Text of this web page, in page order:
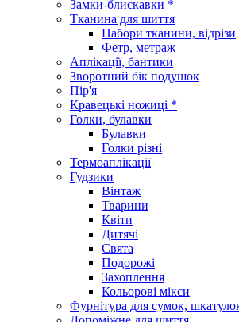
Замки-блискавки *
Тканина для шиття
Набори тканини, відрізи
Фетр, метраж
Аплікації, бантики
Зворотний бік подушок
Пір'я
Кравецькі ножиці *
Голки, булавки
Булавки
Голки різні
Термоаплікації
Гудзики
Вінтаж
Тварини
Квіти
Дитячі
Свята
Подорожі
Захоплення
Кольорові мікси
Фурнітура для сумок,